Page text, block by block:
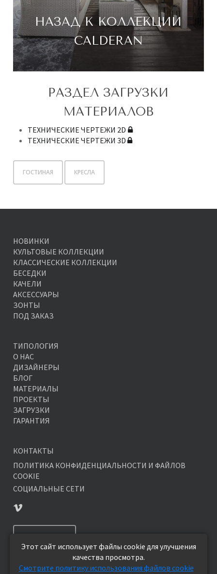
НАЗАД К КОЛЛЕКЦИИ
CALDERAN
РАЗДЕЛ ЗАГРУЗКИ
МАТЕРИАЛОВ
ТЕХНИЧЕСКИЕ ЧЕРТЕЖИ 2D
ТЕХНИЧЕСКИЕ ЧЕРТЕЖИ 3D
ГОСТИНАЯ КРЕСЛА
НОВИНКИ
КУЛЬТОВЫЕ КОЛЛЕКЦИИ
КЛАССИЧЕСКИЕ КОЛЛЕКЦИИ
БЕСЕДКИ
КАЧЕЛИ
АКСЕССУАРЫ
ЗОНТЫ
ПОД ЗАКАЗ
ТИПОЛОГИЯ
О НАС
ДИЗАЙНЕРЫ
БЛОГ
МАТЕРИАЛЫ
ПРОЕКТЫ
ЗАГРУЗКИ
ГАРАНТИЯ
КОНТАКТЫ
ПОЛИТИКА КОНФИДЕНЦИАЛЬНОСТИ И ФАЙЛОВ
COOKIE
СОЦИАЛЬНЫЕ СЕТИ
Этот сайт использует файлы cookie для улучшения
качества просмотра.
Смотрите политику использования файлов cookie